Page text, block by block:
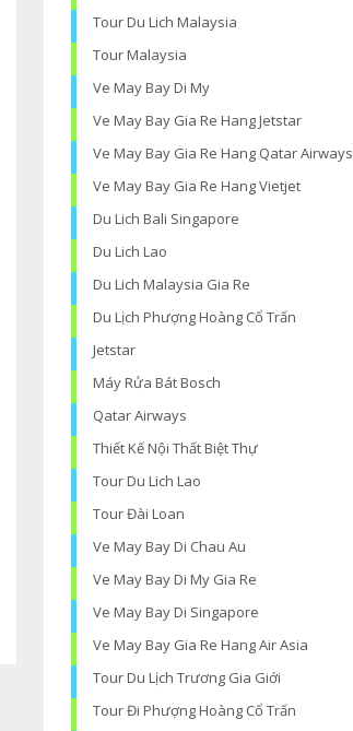
Tour Du Lich Malaysia
Tour Malaysia
Ve May Bay Di My
Ve May Bay Gia Re Hang Jetstar
Ve May Bay Gia Re Hang Qatar Airways
Ve May Bay Gia Re Hang Vietjet
Du Lich Bali Singapore
Du Lich Lao
Du Lich Malaysia Gia Re
Du Lịch Phượng Hoàng Cổ Trấn
Jetstar
Máy Rửa Bát Bosch
Qatar Airways
Thiết Kế Nội Thất Biệt Thự
Tour Du Lich Lao
Tour Đài Loan
Ve May Bay Di Chau Au
Ve May Bay Di My Gia Re
Ve May Bay Di Singapore
Ve May Bay Gia Re Hang Air Asia
Tour Du Lịch Trương Gia Giới
Tour Đi Phượng Hoàng Cổ Trấn